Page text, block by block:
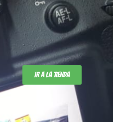
Ir a la tienda